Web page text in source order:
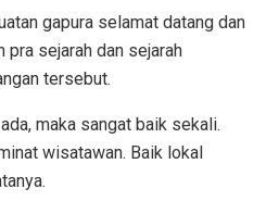
gapura selamat datang dan
pra sejarah dan sejarah
tersebut.
maka sangat baik sekali.
wisatawan. Baik lokal